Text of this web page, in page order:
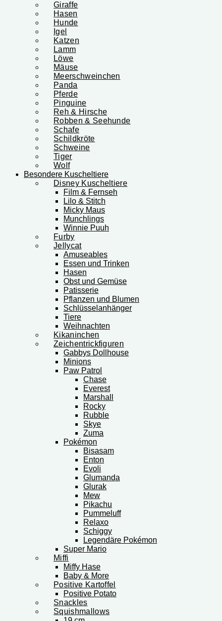
Giraffe
Hasen
Hunde
Igel
Katzen
Lamm
Löwe
Mäuse
Meerschweinchen
Panda
Pferde
Pinguine
Reh & Hirsche
Robben & Seehunde
Schafe
Schildkröte
Schweine
Tiger
Wolf
Besondere Kuscheltiere
Disney Kuscheltiere
Film & Fernseh
Lilo & Stitch
Micky Maus
Munchlings
Winnie Puuh
Furby
Jellycat
Amuseables
Essen und Trinken
Hasen
Obst und Gemüse
Patisserie
Pflanzen und Blumen
Schlüsselanhänger
Tiere
Weihnachten
Kikaninchen
Zeichentrickfiguren
Gabbys Dollhouse
Minions
Paw Patrol
Chase
Everest
Marshall
Rocky
Rubble
Skye
Zuma
Pokémon
Bisasam
Enton
Evoli
Glumanda
Glurak
Mew
Pikachu
Pummeluff
Relaxo
Schiggy
Legendäre Pokémon
Super Mario
Miffi
Miffy Hase
Baby & More
Positive Kartoffel
Positive Potato
Snackles
Squishmallows